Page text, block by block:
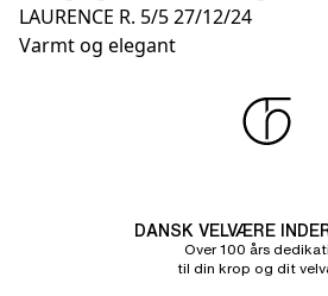
LAURENCE R. 5/527/12/24
Varmt og elegant
DANSK VELVÆRE
Over 100 års
til din krop og dit